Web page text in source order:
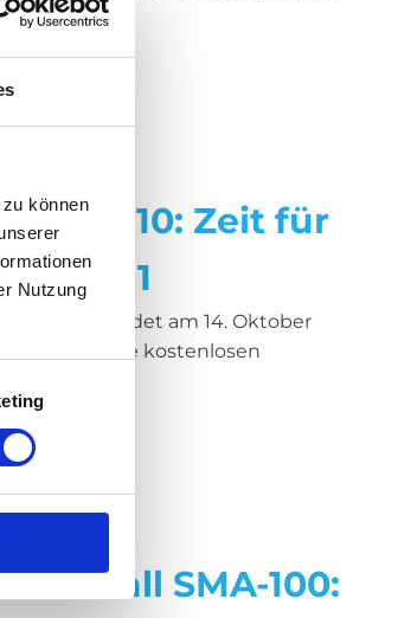
können
Nutzung
des...
10: Zeit für
11
10 endet am 14. Oktober
keine kostenlosen
SMA-100: